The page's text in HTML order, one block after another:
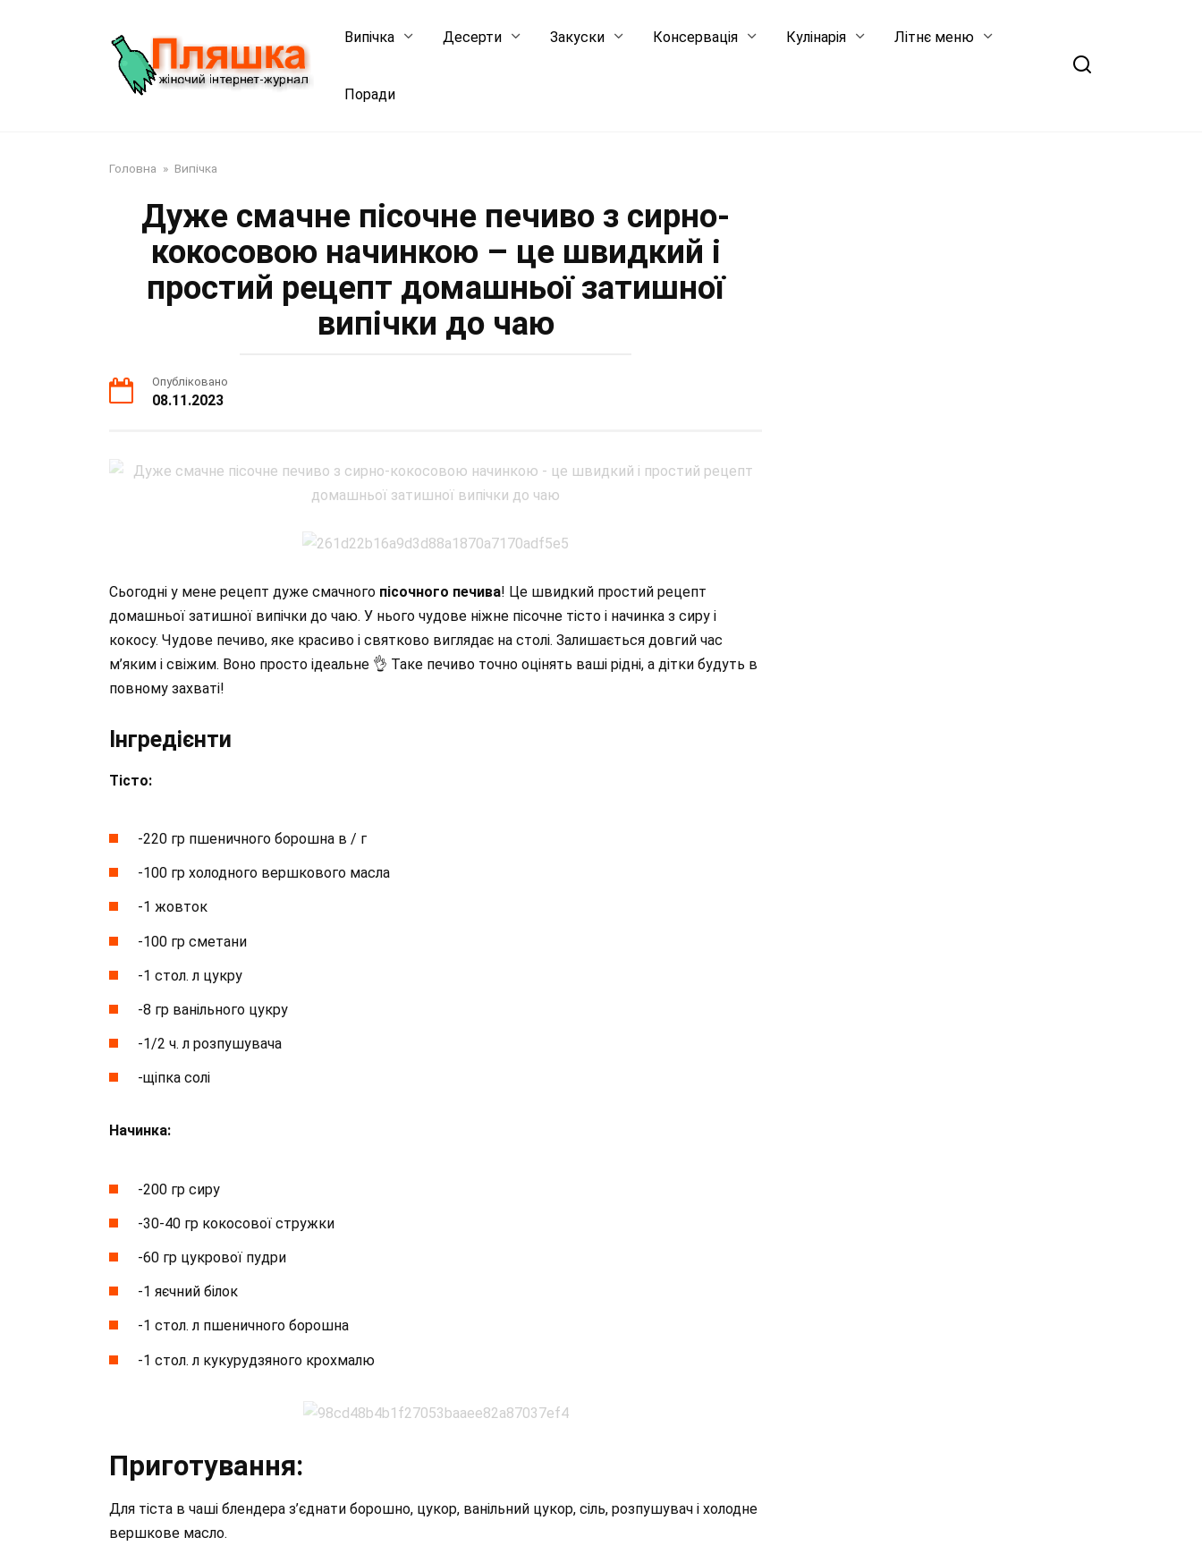
Випічка Десерти Закуски Консервація Кулінарія Літнє меню
Поради
Головна » Випічка
Дуже смачне пісочне печиво з сирно-
кокосовою начинкою – це швидкий і
простий рецепт домашньої затишної
випічки до чаю
Опубліковано
08.11.2023
Сьогодні у мене рецепт дуже смачного пісочного печива! Це швидкий простий рецепт
домашньої затишної випічки до чаю. У нього чудове ніжне пісочне тісто і начинка з сиру і
кокосу. Чудове печиво, яке красиво і святково виглядає на столі. Залишається довгий час
м’яким і свіжим. Воно просто ідеальне 👌 Таке печиво точно оцінять ваші рідні, а дітки будуть в
повному захваті!
Інгредієнти
Тісто:
-220 гр пшеничного борошна в / г
-100 гр холодного вершкового масла
-1 жовток
-100 гр сметани
-1 стол. л цукру
-8 гр ванільного цукру
-1/2 ч. л розпушувача
-щіпка солі
Начинка:
-200 гр сиру
-30-40 гр кокосової стружки
-60 гр цукрової пудри
-1 яєчний білок
-1 стол. л пшеничного борошна
-1 стол. л кукурудзяного крохмалю
Приготування:
Для тіста в чаші блендера з’єднати борошно, цукор, ванільний цукор, сіль, розпушувач і холодне
вершкове масло.